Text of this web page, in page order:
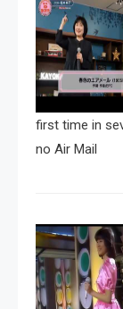
first time in
no Air Mail